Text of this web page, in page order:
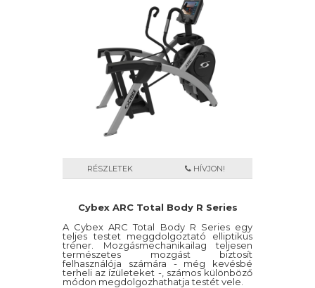
RÉSZLETEK HÍVJON!
Cybex ARC Total Body R Series
A Cybex ARC Total Body R Series egy
teljes testet meggdolgoztató elliptikus
tréner. Mozgásmechanikailag teljesen
természetes mozgást biztosít
felhasználója számára - még kevésbé
terheli az ízületeket -, számos különböző
módon megdolgozhathatja testét vele.